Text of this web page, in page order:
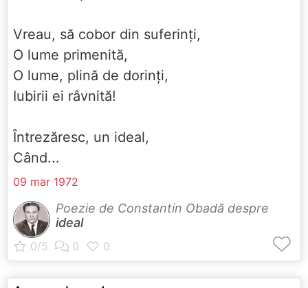
Vreau, să cobor din suferinți,
O lume primenită,
O lume, plină de dorinți,
Iubirii ei râvnită!
Întrezăresc, un ideal,
Când...
09 mar 1972
Poezie de Constantin Obadă despre
ideal